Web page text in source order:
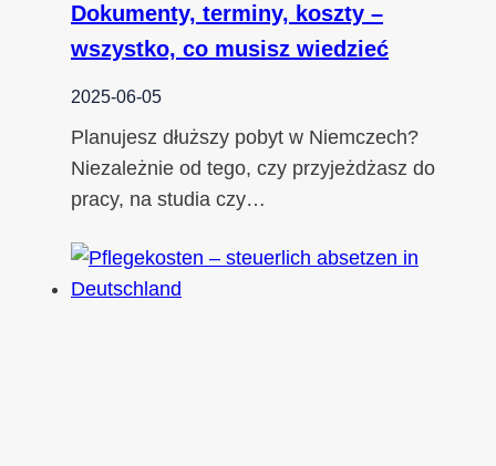
Dokumenty, terminy, koszty –
wszystko, co musisz wiedzieć
2025-06-05
Planujesz dłuższy pobyt w Niemczech?
Niezależnie od tego, czy przyjeżdżasz do
pracy, na studia czy…